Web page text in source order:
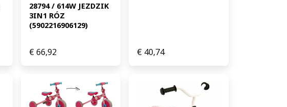
28794 / 614W JEZDZIK
3IN1 RÓZ
(5902216906129)
€66,92 € 40,74